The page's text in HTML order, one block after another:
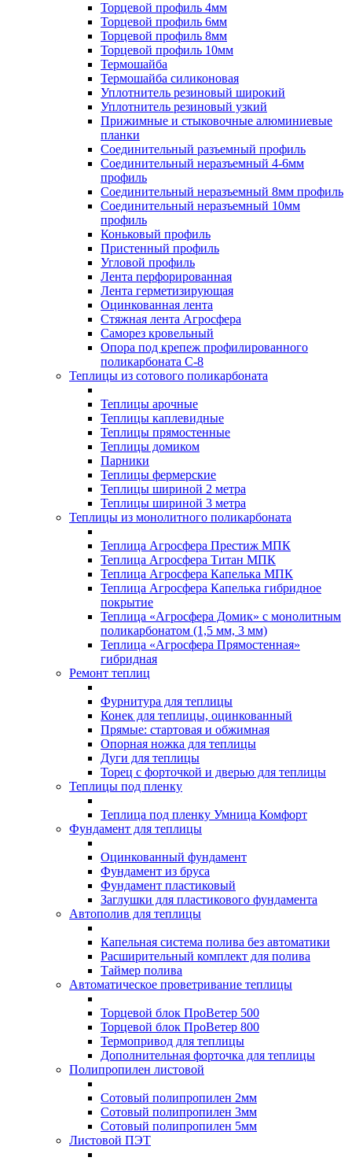
Торцевой профиль 4мм
Торцевой профиль 6мм
Торцевой профиль 8мм
Торцевой профиль 10мм
Термошайба
Термошайба силиконовая
Уплотнитель резиновый широкий
Уплотнитель резиновый узкий
Прижимные и стыковочные алюминиевые
планки
Соединительный разъемный профиль
Соединительный неразъемный 4-6мм
профиль
Соединительный неразъемный 8мм профиль
Соединительный неразъемный 10мм
профиль
Коньковый профиль
Пристенный профиль
Угловой профиль
Лента перфорированная
Лента герметизирующая
Оцинкованная лента
Стяжная лента Агросфера
Саморез кровельный
Опора под крепеж профилированного
поликарбоната С-8
Теплицы из сотового поликарбоната
Теплицы арочные
Теплицы каплевидные
Теплицы прямостенные
Теплицы домиком
Парники
Теплицы фермерские
Теплицы шириной 2 метра
Теплицы шириной 3 метра
Теплицы из монолитного поликарбоната
Теплица Агросфера Престиж МПК
Теплица Агросфера Титан МПК
Теплица Агросфера Капелька МПК
Теплица Агросфера Капелька гибридное
покрытие
Теплица «Агросфера Домик» с монолитным
поликарбонатом (1,5 мм, 3 мм)
Теплица «Агросфера Прямостенная»
гибридная
Ремонт теплиц
Фурнитура для теплицы
Конек для теплицы, оцинкованный
Прямые: стартовая и обжимная
Опорная ножка для теплицы
Дуги для теплицы
Торец с форточкой и дверью для теплицы
Теплицы под пленку
Теплица под пленку Умница Комфорт
Фундамент для теплицы
Оцинкованный фундамент
Фундамент из бруса
Фундамент пластиковый
Заглушки для пластикового фундамента
Автополив для теплицы
Капельная система полива без автоматики
Расширительный комплект для полива
Таймер полива
Автоматическое проветривание теплицы
Торцевой блок ПроВетер 500
Торцевой блок ПроВетер 800
Термопривод для теплицы
Дополнительная форточка для теплицы
Полипропилен листовой
Сотовый полипропилен 2мм
Сотовый полипропилен 3мм
Сотовый полипропилен 5мм
Листовой ПЭТ